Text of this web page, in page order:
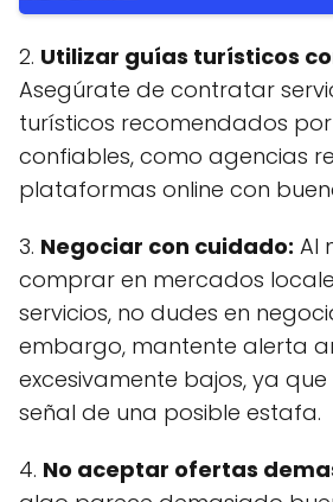
2. Utilizar guías turísticos
Asegúrate de contratar
turísticos recomendados
confiables, como agencias
plataformas online con
3. Negociar con cuidado: Al
comprar en mercados
servicios, no dudes en
embargo, mantente alerta
excesivamente bajos, ya
señal de una posible estafa.
4. No aceptar ofertas